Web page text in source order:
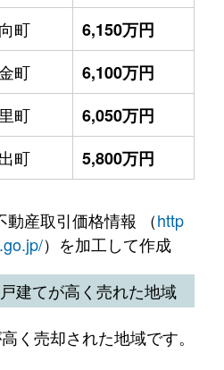
町
6,150万円
町
6,100万円
町
6,050万円
町 5,800万円
産取引価格情報 （http
）を加工して作成
建てが高く売れた地域
く売却された地域です。